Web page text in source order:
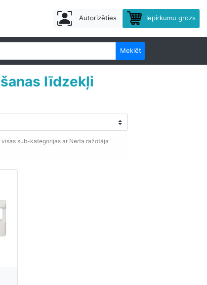
Autorizēties Iepirkumu grozs
Meklēt
līdzekļi
sub-kategorijas ar Nerta ražotāja